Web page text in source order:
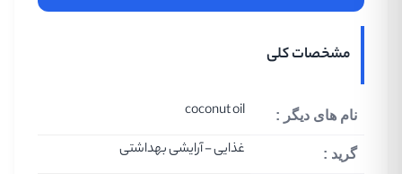
مشخصات کلی
نام های دیگر : coconut oil
گرید : غذایی - آرایشی بهداشتی